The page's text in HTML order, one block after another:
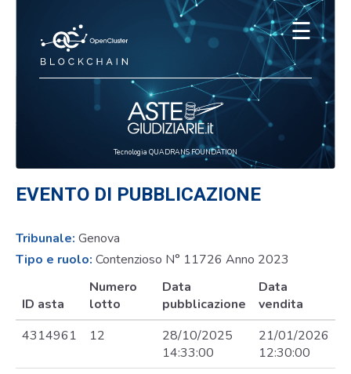
Tecnologia QUADRANS FOUNDATION
☰
EVENTO DI PUBBLICAZIONE
Tribunale: Genova
Tipo e ruolo: Contenzioso N° 11726 Anno 2023
ID asta
Numero
lotto
Data
pubblicazione
Data
vendita
4314961
12
28/10/2025
14:33:00
21/01/2026
12:30:00